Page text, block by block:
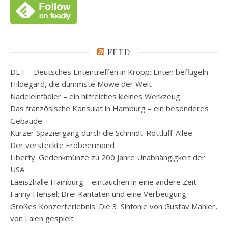
FEED
DET – Deutsches Ententreffen in Kropp: Enten beflügeln
Hildegard, die dümmste Möwe der Welt
Nadeleinfädler – ein hilfreiches kleines Werkzeug
Das französische Konsulat in Hamburg – ein besonderes
Gebäude
Kurzer Spaziergang durch die Schmidt-Rottluff-Allee
Der versteckte Erdbeermond
Liberty: Gedenkmünze zu 200 Jahre Unabhängigkeit der
USA
Laeiszhalle Hamburg – eintauchen in eine andere Zeit
Fanny Hensel: Drei Kantaten und eine Verbeugung
Großes Konzerterlebnis: Die 3. Sinfonie von Gustav Mahler,
von Laien gespielt